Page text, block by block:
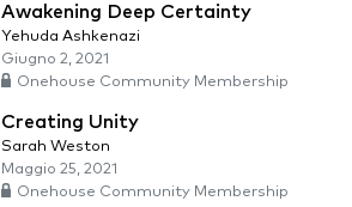
Awakening Deep Certainty
Yehuda Ashkenazi
Giugno 2, 2021
Onehouse Community Membership
Creating Unity
Sarah Weston
Maggio 25, 2021
Onehouse Community Membership